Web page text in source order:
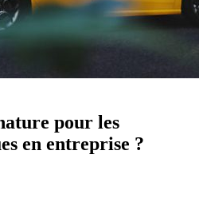
pour les
en entreprise ?